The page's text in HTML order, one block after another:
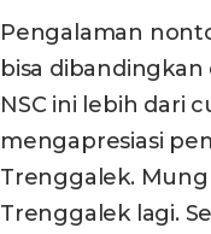
Pengalaman
bisa
NSC ini lebih dari
mengapresiasi
Trenggalek.
Trenggalek lagi.